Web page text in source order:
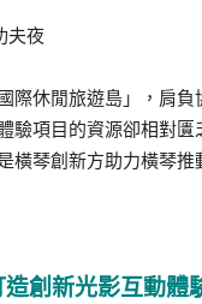
際休閒旅遊島」，肩
驗項目的資源卻相對
橫琴創新方助力橫琴
創新光影互動體